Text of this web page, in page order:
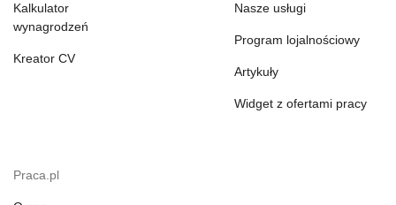
Kalkulator
wynagrodzeń
Kreator CV
Nasze usługi
Program lojalnościowy
Artykuły
Widget z ofertami pracy
Praca.pl